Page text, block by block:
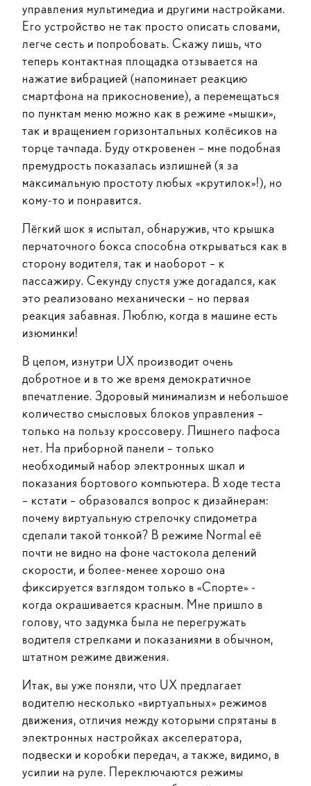
управления мультимедиа и другими настройками.
Его устройство не так просто описать словами,
легче сесть и попробовать. Скажу лишь, что
теперь контактная площадка отзывается на
нажатие вибрацией (напоминает реакцию
смартфона на прикосновение), а перемещаться
по пунктам меню можно как в режиме «мышки»,
так и вращением горизонтальных колёсиков на
торце тачпада. Буду откровенен – мне подобная
премудрость показалась излишней (я за
максимальную простоту любых «крутилок»!), но
кому-то и понравится.
Лёгкий шок я испытал, обнаружив, что крышка
перчаточного бокса способна открываться как в
сторону водителя, так и наоборот – к
пассажиру. Секунду спустя уже догадался, как
это реализовано механически – но первая
реакция забавная. Люблю, когда в машине есть
изюминки!
В целом, изнутри UX производит очень
добротное и в то же время демократичное
впечатление. Здоровый минимализм и небольшое
количество смысловых блоков управления –
только на пользу кроссоверу. Лишнего пафоса
нет. На приборной панели – только
необходимый набор электронных шкал и
показания бортового компьютера. В ходе теста
– кстати – образовался вопрос к дизайнерам:
почему виртуальную стрелочку спидометра
сделали такой тонкой? В режиме Normal её
почти не видно на фоне частокола делений
скорости, и более-менее хорошо она
фиксируется взглядом только в «Спорте» -
когда окрашивается красным. Мне пришло в
голову, что задумка была не перегружать
водителя стрелками и показаниями в обычном,
штатном режиме движения.
Итак, вы уже поняли, что UX предлагает
водителю несколько «виртуальных» режимов
движения, отличия между которыми спрятаны в
электронных настройках акселератора,
подвески и коробки передач, а также, видимо, в
усилии на руле. Переключаются режимы